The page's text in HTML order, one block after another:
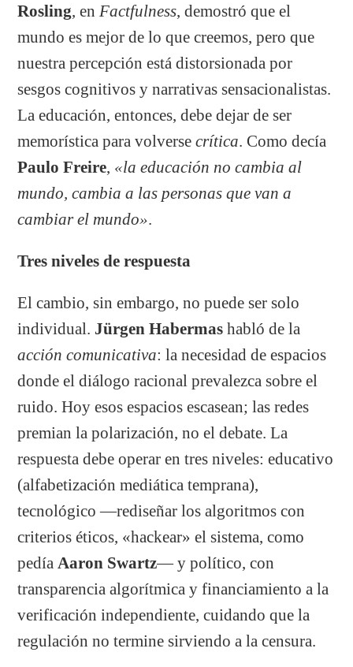
Rosling , en Factfulness , demostró que el
mundo es mejor de lo que creemos, pero que
nuestra percepción está distorsionada por
sesgos cognitivos y narrativas sensacionalistas.
La educación, entonces, debe dejar de ser
memorística para volversecrítica . Como decía
Paulo Freire «la educación no cambia al
mundo, cambia a las personas que van a
cambiar el mundo»
Tres niveles de respuesta
El cambio, sin embargo, no puede ser solo
individual. Jürgen Habermas habló de la
acción comunicativa: la necesidad de espacios
donde el diálogo racional prevalezca sobre el
ruido. Hoy esos espacios escasean; las redes
premian la polarización, no el debate. La
respuesta debe operar en tres niveles: educativo
(alfabetización mediática temprana),
tecnológico —rediseñar los algoritmos con
criterios éticos, «hackear» el sistema, como
pedía Aaron Swartz— y político, con
transparencia algorítmica y financiamiento a la
verificación independiente, cuidando que la
regulación no termine sirviendo a la censura.